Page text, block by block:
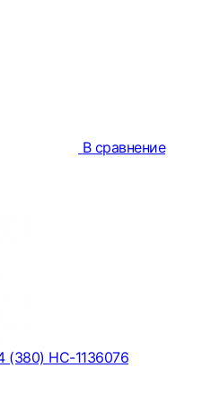
В сравнение
(380) НС-1136076